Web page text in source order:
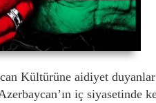
Kültürüne aidiyet
iç siyasetinde